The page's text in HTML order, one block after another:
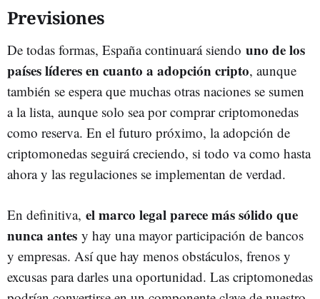
Previsiones
De todas formas, España continuará siendo uno de los
países líderes en cuanto a adopción cripto, aunque
también se espera que muchas otras naciones se sumen
a la lista, aunque solo sea por comprar criptomonedas
como reserva. En el futuro próximo, la adopción de
criptomonedas seguirá creciendo, si todo va como hasta
ahora y las regulaciones se implementan de verdad.
En definitiva, el marco legal parece más sólido que
nunca antes y hay una mayor participación de bancos
y empresas. Así que hay menos obstáculos, frenos y
excusas para darles una oportunidad. Las criptomonedas